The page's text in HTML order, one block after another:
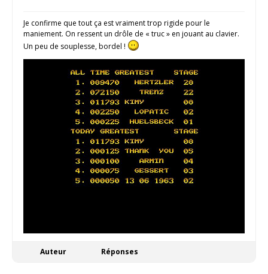
Je confirme que tout ça est vraiment trop rigide pour le
maniement. On ressent un drôle de « truc » en jouant au clavier.
Un peu de souplesse, bordel !
Auteur Réponses